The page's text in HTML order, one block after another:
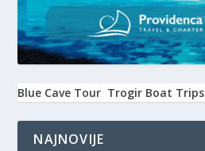
Blue Cave Tour Trogir Boat Trips
NAJNOVIJE